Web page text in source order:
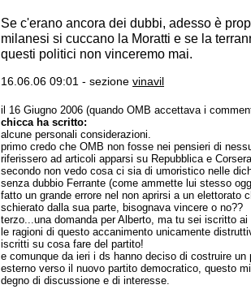
Se c'erano ancora dei dubbi, adesso è
milanesi si cuccano la Moratti e se la
questi politici non vinceremo mai.
16.06.06 09:01 - sezione vinavil
il 16 Giugno 2006 (quando OMB accettava i
chicca ha scritto:
alcune personali considerazioni.
primo credo che OMB non fosse nei pensieri di
riferissero ad articoli apparsi su Repubblica e
secondo non vedo cosa ci sia di umoristico nelle
senza dubbio Ferrante (come ammette lui stesso
fatto un grande errore nel non aprirsi a un elettorato
schierato dalla sua parte, bisognava vincere o no??
terzo...una domanda per Alberto, ma tu sei iscritto
le ragioni di questo accanimento unicamente
iscritti su cosa fare del partito!
e comunque da ieri i ds hanno deciso di costruire un
esterno verso il nuovo partito democratico, questo
degno di discussione e di interesse.